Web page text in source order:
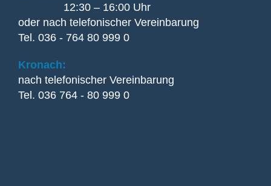
12:30 – 16:00 Uhr
oder nach telefonischer Vereinbarung
Tel. 036 - 764 80 999 0
Kronach:
nach telefonischer Vereinbarung
Tel. 036 764 - 80 999 0